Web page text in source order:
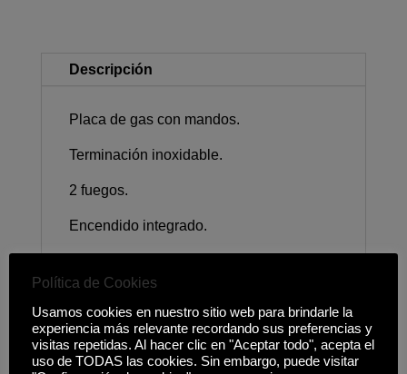
Descripción
Placa de gas con mandos.
Terminación inoxidable.
2 fuegos.
Encendido integrado.
490mm.
Política de Cookies
Usamos cookies en nuestro sitio web para brindarle la
experiencia más relevante recordando sus preferencias y
visitas repetidas. Al hacer clic en "Aceptar todo", acepta el
uso de TODAS las cookies. Sin embargo, puede visitar